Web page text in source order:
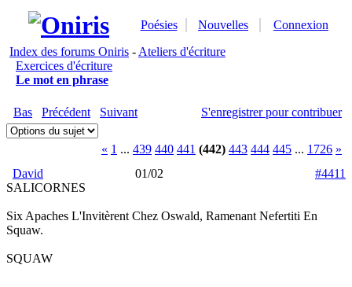
Poésies Nouvelles
Connexion
Index des forums Oniris - Ateliers d'écriture
Exercices d'écriture
Le mot en phrase
Bas Précédent Suivant S'enregistrer pour contribuer
« 1 ... 439 440 441 (442) 443 444 445 ... 1726 »
David
01/02
#4411
SALICORNES
Six Apaches L'Invitèrent Chez Oswald, Ramenant Nefertiti En
Squaw.
SQUAW